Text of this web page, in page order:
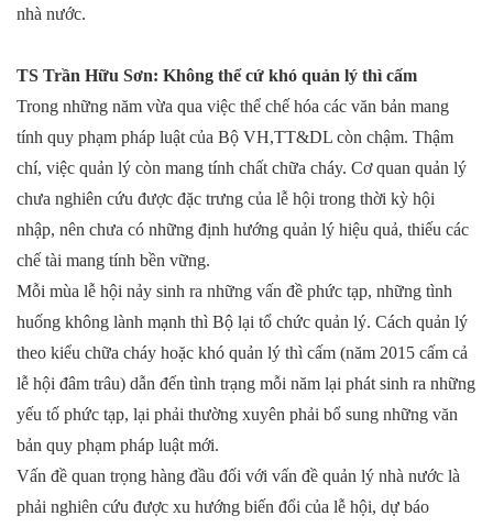
nhà nước.
TS Trần Hữu Sơn: Không thể cứ khó quản lý thì cấm
Trong những năm vừa qua việc thể chế hóa các văn bản mang
tính quy phạm pháp luật của Bộ VH,TT&DL còn chậm. Thậm
chí, việc quản lý còn mang tính chất chữa cháy. Cơ quan quản lý
chưa nghiên cứu được đặc trưng của lễ hội trong thời kỳ hội
nhập, nên chưa có những định hướng quản lý hiệu quả, thiếu các
chế tài mang tính bền vững.
Mỗi mùa lễ hội nảy sinh ra những vấn đề phức tạp, những tình
huống không lành mạnh thì Bộ lại tổ chức quản lý. Cách quản lý
theo kiểu chữa cháy hoặc khó quản lý thì cấm (năm 2015 cấm cả
lễ hội đâm trâu) dẫn đến tình trạng mỗi năm lại phát sinh ra những
yếu tố phức tạp, lại phải thường xuyên phải bổ sung những văn
bản quy phạm pháp luật mới.
Vấn đề quan trọng hàng đầu đối với vấn đề quản lý nhà nước là
phải nghiên cứu được xu hướng biến đổi của lễ hội, dự báo